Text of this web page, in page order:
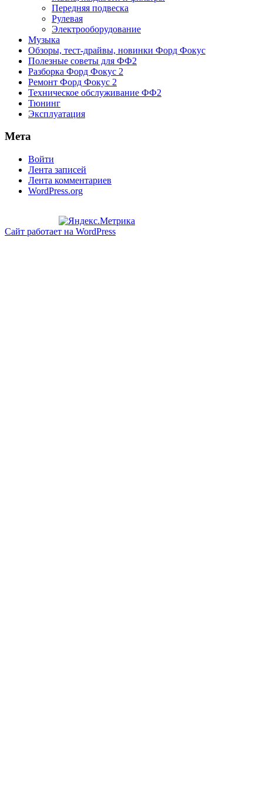
Передняя подвеска
Рулевая
Электрооборудование
Музыка
Обзоры, тест-драйвы, новинки Форд Фокус
Полезные советы для ФФ2
Разборка Форд Фокус 2
Ремонт Форд Фокус 2
Техническое обслуживание ФФ2
Тюнинг
Эксплуатация
Мета
Войти
Лента записей
Лента комментариев
WordPress.org
Сайт работает на WordPress